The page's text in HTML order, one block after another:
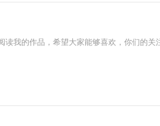
我的作品，希望大家能够喜欢，你们的关